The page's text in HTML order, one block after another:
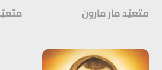
متعيّد مار مارون